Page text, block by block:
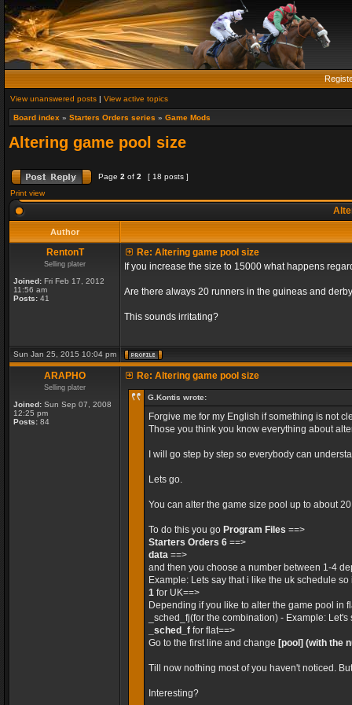
View unanswered posts | View active topics
Board index » Starters Orders series » Game Mods
Altering game pool size
Page 2 of 2
[ 18 posts ]
Print view
Author
RentonT
Selling plater
Joined: Fri Feb 17, 2012
11:56 am
Posts: 41
Re: Altering game pool size
If you increase the size to 15000 what happens
Are there always 20 runners in the guineas and
This sounds irritating?
Sun Jan 25, 2015 10:04 pm
ARAPHO
Selling plater
Joined: Sun Sep 07, 2008
12:25 pm
Posts: 84
Re: Altering game pool size
G.Kontis wrote:
Forgive me for my English if something is not
Those you think you know everything about
I will go step by step so everybody can
Lets go.
You can alter the game size pool up to about
To do this you go Program Files ==>
Starters Orders 6 ==>
data ==>
and then you choose a number between 1-4
Example: Lets say that i like the uk schedule so
1 for UK==>
Depending if you like to alter the game pool in
_sched_fj(for the combination) - Example:
_sched_f for flat==>
Go to the first line and change [pool] (with the
Till now nothing most of you haven't noticed.
Interesting?